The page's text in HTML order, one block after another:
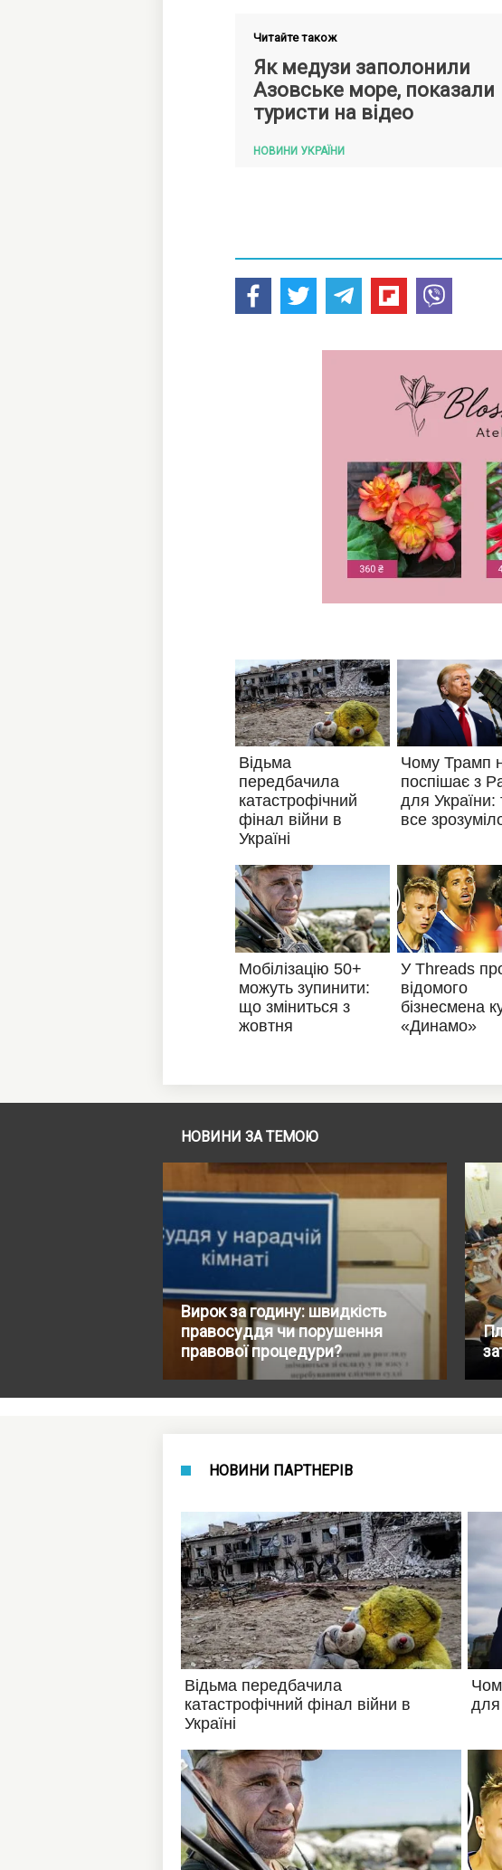
Читайте також
Як медузи заполонили
Азовське море, показали
туристи на відео
НОВИНИ УКРАЇНИ
НОВИНИ ЗА ТЕМОЮ
Вирок за годину: швидкість
правосуддя чи порушення
правової процедури?
НОВИНИ ПАРТНЕРІВ